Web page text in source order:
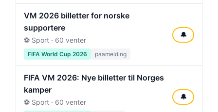
VM 2026 billetter for norske
supportere
⚽ Sport · 60 venter
FIFA World Cup 2026 paamelding
🔔
FIFA VM 2026: Nye billetter til Norges
kamper
⚽ Sport · 60 venter
🔔